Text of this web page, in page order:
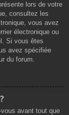
lors de votre
consultez les
vous avez
électronique ou
Si vous êtes
avez spécifiée
du forum.
avant tout que